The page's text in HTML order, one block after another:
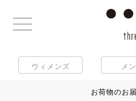
ウィメンズ メ
お荷物のお